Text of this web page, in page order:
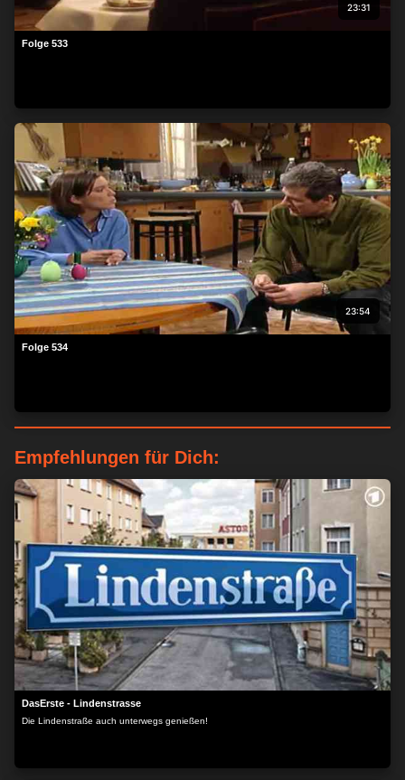
23:31
Folge 533
23:54
Folge 534
Empfehlungen für Dich:
DasErste - Lindenstrasse
Die Lindenstraße auch unterwegs genießen!